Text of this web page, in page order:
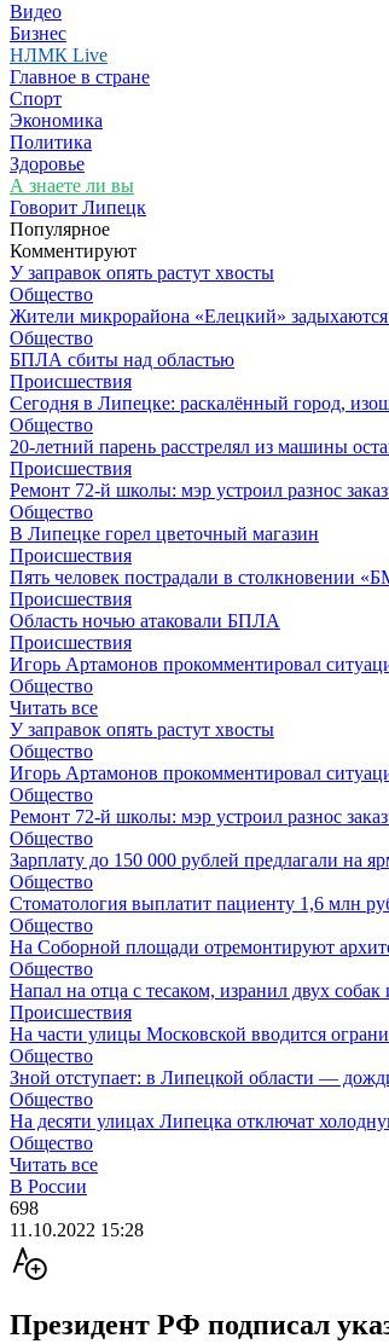
Видео
Бизнес
НЛМК Live
Главное в стране
Спорт
Экономика
Политика
Здоровье
А знаете ли вы
Говорит Липецк
Популярное
Комментируют
У заправок опять растут хвосты
Общество
Жители микрорайона «Елецкий»
Общество
БПЛА сбиты над областью
Происшествия
Сегодня в Липецке: раскалённый город,
Общество
20-летний парень расстрелял из машины
Происшествия
Ремонт 72‑й школы: мэр устроил разнос
Общество
В Липецке горел цветочный магазин
Происшествия
Пять человек пострадали в столкновении
Происшествия
Область ночью атаковали БПЛА
Происшествия
Игорь Артамонов прокомментировал
Общество
Читать все
У заправок опять растут хвосты
Общество
Игорь Артамонов прокомментировал
Общество
Ремонт 72‑й школы: мэр устроил разнос
Общество
Зарплату до 150 000 рублей предлагали на
Общество
Стоматология выплатит пациенту 1,6 млн
Общество
На Соборной площади отремонтируют
Общество
Напал на отца с тесаком, изранил двух
Происшествия
На части улицы Московской вводится
Общество
Зной отступает: в Липецкой области —
Общество
На десяти улицах Липецка отключат
Общество
Читать все
В России
698
11.10.2022 15:28
Президент РФ подписал